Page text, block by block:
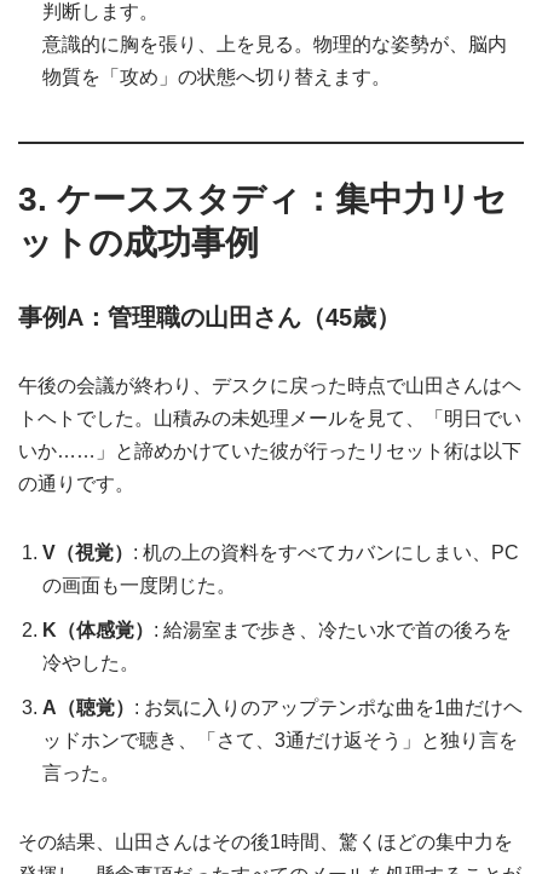
判断します。
意識的に胸を張り、上を見る。物理的な姿勢が、脳内
物質を「攻め」の状態へ切り替えます。
3. ケーススタディ：集中力リセ
ットの成功事例
事例A：管理職の山田さん（45歳）
午後の会議が終わり、デスクに戻った時点で山田さんはヘ
トヘトでした。山積みの未処理メールを見て、「明日でい
いか……」と諦めかけていた彼が行ったリセット術は以下
の通りです。
V（視覚） : 机の上の資料をすべてカバンにしまい、PC
の画面も一度閉じた。
K（体感覚） : 給湯室まで歩き、冷たい水で首の後ろを
冷やした。
A（聴覚） : お気に入りのアップテンポな曲を1曲だけヘ
ッドホンで聴き、「さて、3通だけ返そう」と独り言を
言った。
その結果、山田さんはその後1時間、驚くほどの集中力を